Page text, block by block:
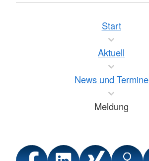
Start
Aktuell
News und Termine
Meldung